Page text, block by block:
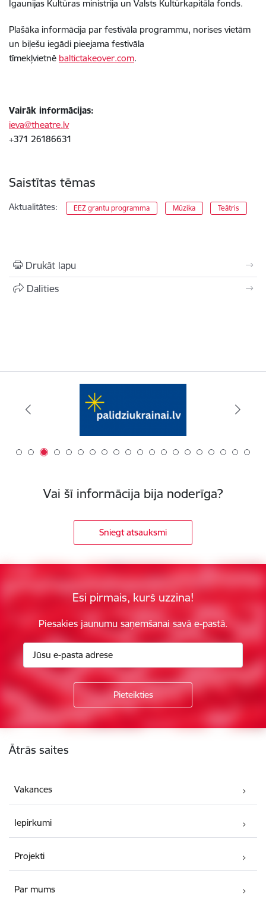
Igaunijas Kultūras ministrija un Valsts Kultūrkapitāla fonds.
Plašāka informācija par festivāla programmu, norises vietām
un biļešu iegādi pieejama festivāla
tīmekļvietnē baltictakeover.com.
Vairāk informācijas:
ieva@theatre.lv
+371 26186631
Saistītas tēmas
Aktualitātes: EEZ grantu programma Mūzika Teātris
Drukāt lapu
Dalīties
Vai šī informācija bija noderīga?
Sniegt atsauksmi
Esi pirmais, kurš uzzina!
Piesakies jaunumu saņemšanai savā e-pastā.
Ātrās saites
Vakances
Iepirkumi
Projekti
Par mums